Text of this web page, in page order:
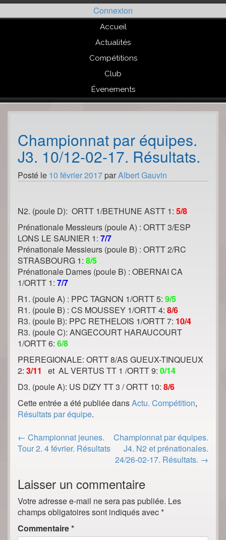
Passer
au
Connexion
Accueil
Actualités
Compétitions
Club
Évenements
Championnat par équipes.
J3. 10/12-02-17. Résultats.
Posté le 10 février 2017 parAlbert Gauvin
N2. (poule D): ORTT 1/BETHUNE ASTT 1: 5/8
Prénationale Messieurs (poule A) : ORTT 3/ESP
LONS LE SAUNIER 1: 7/7
Prénationale Messieurs (poule B) : ORTT 2/RC
STRASBOURG 1: 8/5
Prénationale Dames (poule B) : OBERNAI CA
1/ORTT 1: 7/7
R1. (poule A) : PPC TAGNON 1/ORTT 5: 9/5
R1. (poule B) : CS MOUSSEY 1/ORTT 4: 8/6
R3. (poule B): PPC RETHELOIS 1/ORTT 7: 10/4
R3. (poule C): ANGECOURT HARAUCOURT
1/ORTT 6: 6/8
PREREGIONALE: ORTT 8/AS GUEUX-TINQUEUX
2: 3/11 et AL VERTUS TT 1 /ORTT 9: 0/14
D3. (poule A): US DIZY TT 3 / ORTT 10: 8/6
Cette entrée a été publiée dansActu. Compétition,
Résultats par équipe.
Post
navigation
← Championnat jeunes.
Tour 2. 4 février. Résultats
Championnat par équipes.
J4. N2 et prénationales.
24/26-02-17. Résultats. →
Laisser un commentaire
Votre adresse e-mail ne sera pas publiée. Les
champs obligatoires sont indiqués avec*
Commentaire*